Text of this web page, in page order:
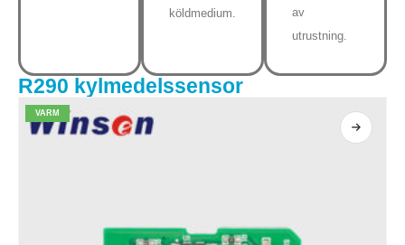
köldmedium.
av
utrustning.
R290 kylmedelssensor
VARM